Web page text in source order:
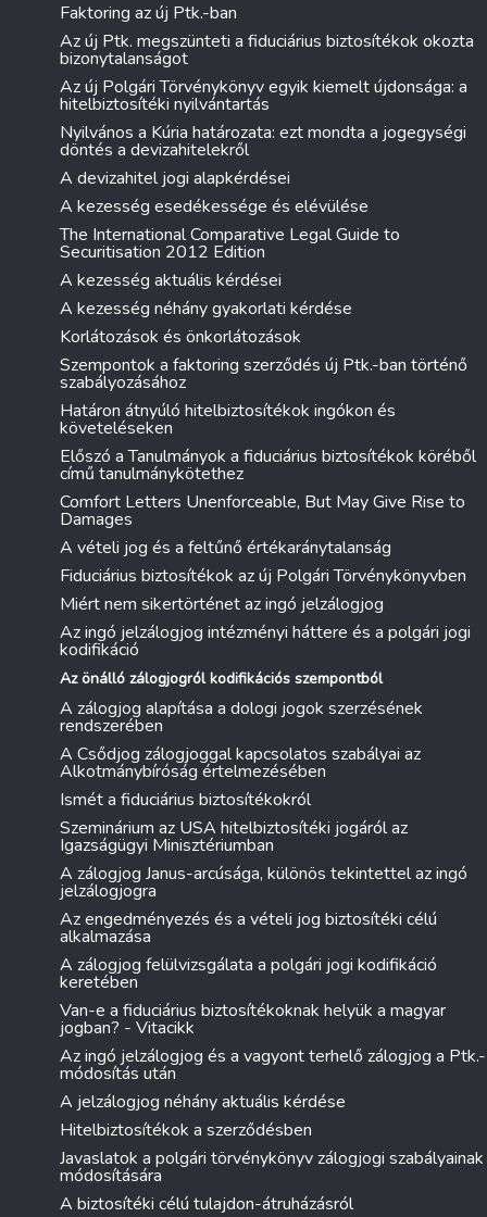
Faktoring az új Ptk.-ban
Az új Ptk. megszünteti a fiduciárius biztosítékok okozta
bizonytalanságot
Az új Polgári Törvénykönyv egyik kiemelt újdonsága: a
hitelbiztosítéki nyilvántartás
Nyilvános a Kúria határozata: ezt mondta a jogegységi
döntés a devizahitelekről
A devizahitel jogi alapkérdései
A kezesség esedékessége és elévülése
The International Comparative Legal Guide to
Securitisation 2012 Edition
A kezesség aktuális kérdései
A kezesség néhány gyakorlati kérdése
Korlátozások és önkorlátozások
Szempontok a faktoring szerződés új Ptk.-ban történő
szabályozásához
Határon átnyúló hitelbiztosítékok ingókon és
követeléseken
Előszó a Tanulmányok a fiduciárius biztosítékok köréből
című tanulmánykötethez
Comfort Letters Unenforceable, But May Give Rise to
Damages
A vételi jog és a feltűnő értékaránytalanság
Fiduciárius biztosítékok az új Polgári Törvénykönyvben
Miért nem sikertörténet az ingó jelzálogjog
Az ingó jelzálogjog intézményi háttere és a polgári jogi
kodifikáció
Az önálló zálogjogról kodifikációs szempontból
A zálogjog alapítása a dologi jogok szerzésének
rendszerében
A Csődjog zálogjoggal kapcsolatos szabályai az
Alkotmánybíróság értelmezésében
Ismét a fiduciárius biztosítékokról
Szeminárium az USA hitelbiztosítéki jogáról az
Igazságügyi Minisztériumban
A zálogjog Janus-arcúsága, különös tekintettel az ingó
jelzálogjogra
Az engedményezés és a vételi jog biztosítéki célú
alkalmazása
A zálogjog felülvizsgálata a polgári jogi kodifikáció
keretében
Van-e a fiduciárius biztosítékoknak helyük a magyar
jogban? - Vitacikk
Az ingó jelzálogjog és a vagyont terhelő zálogjog a Ptk.-
módosítás után
A jelzálogjog néhány aktuális kérdése
Hitelbiztosítékok a szerződésben
Javaslatok a polgári törvénykönyv zálogjogi szabályainak
módosítására
A biztosítéki célú tulajdon-átruházásról